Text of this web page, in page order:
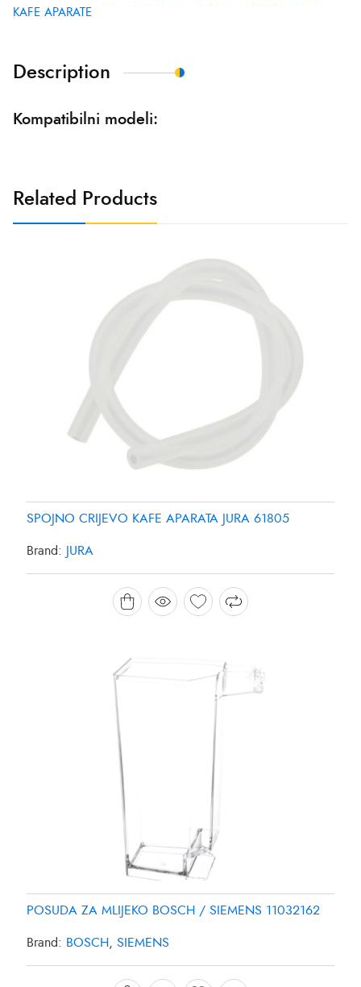
KAFE APARATE
Description
Kompatibilni modeli:
Related Products
SPOJNO CRIJEVO KAFE APARATA JURA 61805
Brand: JURA
POSUDA ZA MLIJEKO BOSCH / SIEMENS 11032162
Brand: BOSCH SIEMENS